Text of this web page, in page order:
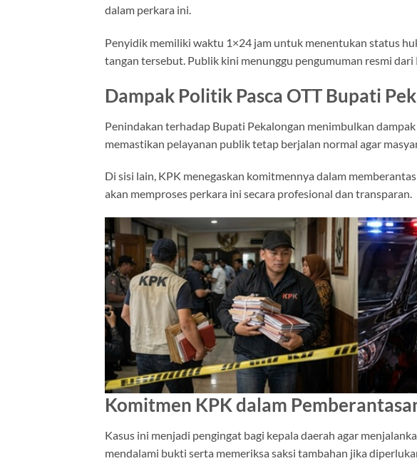
dalam perkara ini.
Penyidik memiliki waktu 1×24 jam untuk menentukan status
tangan tersebut. Publik kini menunggu pengumuman resmi dari
Dampak Politik Pasca OTT Bupati
Penindakan terhadap Bupati Pekalongan menimbulkan
memastikan pelayanan publik tetap berjalan normal agar
Di sisi lain, KPK menegaskan komitmennya dalam
akan memproses perkara ini secara profesional dan transparan.
Komitmen KPK dalam
Kasus ini menjadi pengingat bagi kepala daerah agar
mendalami bukti serta memeriksa saksi tambahan jika